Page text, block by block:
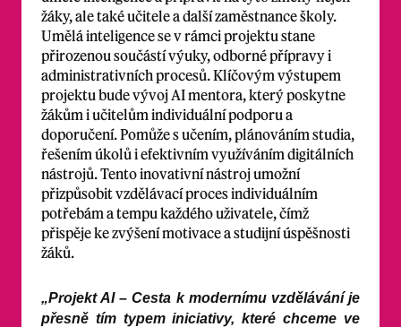
žáky, ale také učitele a další zaměstnance školy.
Umělá inteligence se v rámci projektu stane
přirozenou součástí výuky, odborné přípravy i
administrativních procesů. Klíčovým výstupem
projektu bude vývoj AI mentora, který poskytne
žákům i učitelům individuální podporu a
doporučení. Pomůže s učením, plánováním studia,
řešením úkolů i efektivním využíváním digitálních
nástrojů. Tento inovativní nástroj umožní
přizpůsobit vzdělávací proces individuálním
potřebám a tempu každého uživatele, čímž
přispěje ke zvýšení motivace a studijní úspěšnosti
žáků.
„Projekt AI – Cesta k modernímu vzdělávání je
přesně tím typem iniciativy, které chceme ve